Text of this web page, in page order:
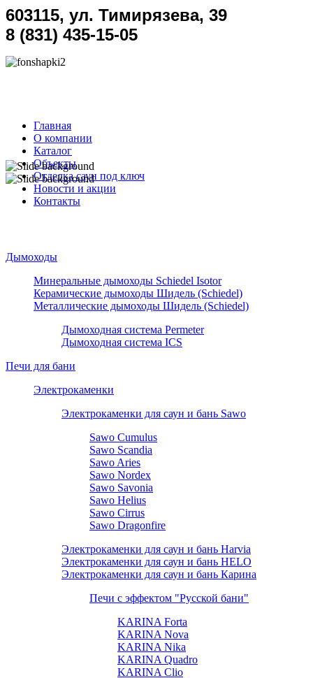
603115, ул. Тимирязева, 39
8 (831) 435-15-05
Главная
О компании
Каталог
Объекты
Отделка саун под ключ
Новости и акции
Контакты
Дымоходы
Минеральные дымоходы Schiedel Isotor
Керамические дымоходы Шидель (Schiedel)
Металлические дымоходы Шидель (Schiedel)
Дымоходная система Permeter
Дымоходная система ICS
Печи для бани
Электрокаменки
Электрокаменки для саун и бань Sawo
Sawo Cumulus
Sawo Scandia
Sawo Aries
Sawo Nordex
Sawo Savonia
Sawo Helius
Sawo Cirrus
Sawo Dragonfire
Электрокаменки для саун и бань Harvia
Электрокаменки для саун и бань HELO
Электрокаменки для саун и бань Карина
Печи с эффектом "Русской бани"
KARINA Forta
KARINA Nova
KARINA Nika
KARINA Quadro
KARINA Clio